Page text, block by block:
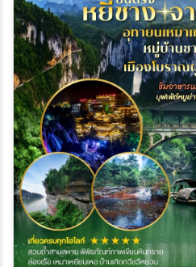
07 พ.ย. 69 - 11 พ.ย. 69
14 พ.ย. 69 - 18 พ.ย. 69
21 พ.ย. 69 - 25 พ.ย. 69
28 พ.ย. 69 - 02 ธ.ค. 69
05 ธ.ค. 69 - 09 ธ.ค. 69
12 ธ.ค. 69 - 16 ธ.ค. 69
19 ธ.ค. 69 - 23 ธ.ค. 69
09 ม.ค. 70 - 13 ม.ค. 70
16 ม.ค. 70 - 20 ม.ค. 70
23 ม.ค. 70 - 27 ม.ค. 70
30 ม.ค. 70 - 03 ก.พ. 70
18 ก.พ. 70 - 22 ก.พ. 70
25 ก.พ. 70 - 01 มี.ค 70
04 มี.ค 70 - 08 มี.ค 70
11 มี.ค 70 - 15 มี.ค 70